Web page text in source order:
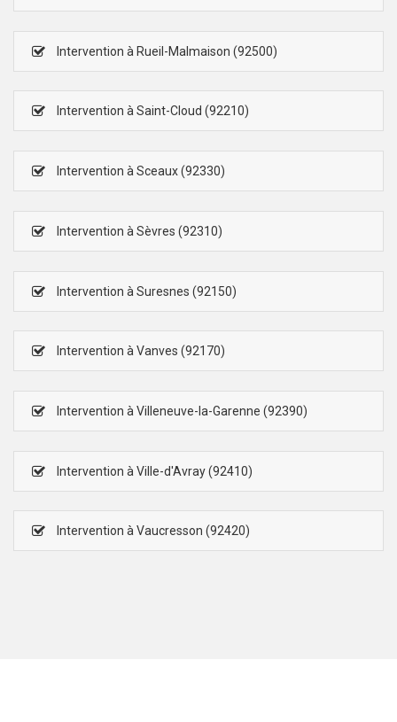
Intervention à Rueil-Malmaison (92500)
Intervention à Saint-Cloud (92210)
Intervention à Sceaux (92330)
Intervention à Sèvres (92310)
Intervention à Suresnes (92150)
Intervention à Vanves (92170)
Intervention à Villeneuve-la-Garenne (92390)
Intervention à Ville-d'Avray (92410)
Intervention à Vaucresson (92420)